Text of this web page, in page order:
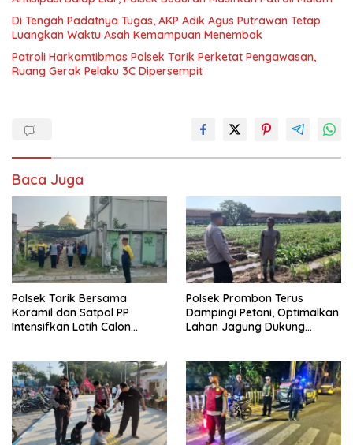
Di Tengah Padatnya Tugas, AKP Adik Agus Putrawan Tetap
Luangkan Waktu Asah Kemampuan Menembak
Patroli Harkamtibmas Polsek Tarik Perketat Pengawasan,
Ruang Gerak Pelaku 3C Dipersempit
Baca Juga
Polsek Tarik Bersama
Koramil dan Satpol PP
Intensifkan Latih Calon
Polsek Prambon Terus
Dampingi Petani, Optimalkan
Lahan Jagung Dukung